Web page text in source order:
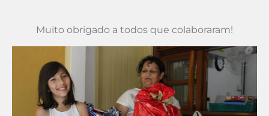
Muito obrigado a todos que colaboraram!